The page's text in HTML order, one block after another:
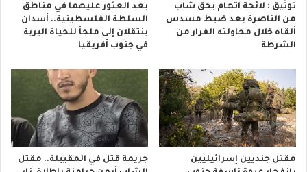
توثيق : لائحة اتهام بحق شاب
من الناصرة بعد ضبط مسدس
ألقاه خلال محاولته الفرار من
الشرطة
بعد العثور عليهما في مناطق
السلطة الفلسطينية.. أسدان
ينتقلان إلى ملجأ للحياة البرية
في جنوب أفريقيا
مقتل جنديين إسرائيليين
جريمة قتل في المقيبلة.. مقتل